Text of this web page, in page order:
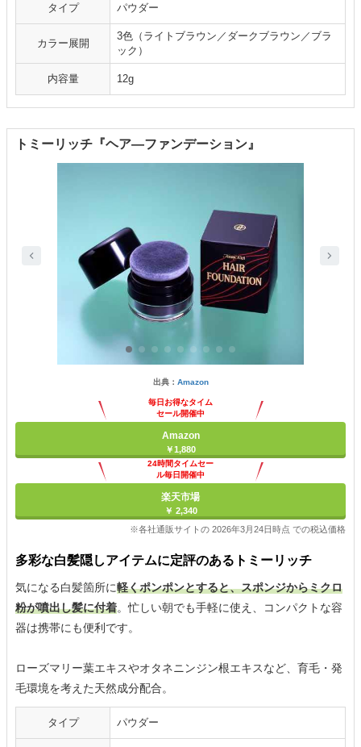
タイプ パウダー
カラー展開
3色（ライトブラウン／ダークブラウン／ブラ
ック）
内容量 12g
トミーリッチ『ヘア―ファンデーション』
出典： Amazon
毎日お得なタイム
セール開催中
Amazon
￥1,880
24時間タイムセー
ル毎日開催中
楽天市場
￥ 2,340
※各社通販サイトの 2026年3月24日時点 での税込価格
多彩な白髪隠しアイテムに定評のあるトミーリッチ
気になる白髪箇所に軽くポンポンとすると、スポンジからミクロ
粉が噴出し髪に付着。忙しい朝でも手軽に使え、コンパクトな容
器は携帯にも便利です。
ローズマリー葉エキスやオタネニンジン根エキスなど、育毛・発
毛環境を考えた天然成分配合。
タイプ パウダー